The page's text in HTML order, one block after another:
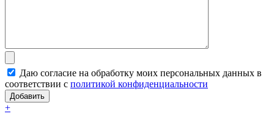
Даю согласие на обработку моих персональных данных в
соответствии с политикой конфиденциальности
+